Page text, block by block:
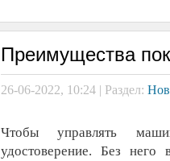
Преимущества
26-06-2022, 10:24 | Раздел:
Чтобы управлять
удостоверение. Без него